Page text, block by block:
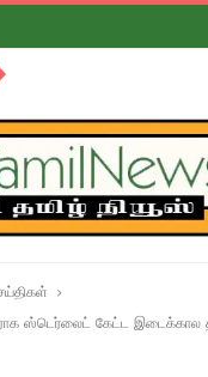
ஸ்டெர்லைட் கேட்ட இடைக்கால